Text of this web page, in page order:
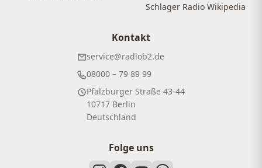
Schlager Radio Wikipedia
Kontakt
service@radiob2.de
08000 – 79 89 99
Pfalzburger Straße 43-44
10717 Berlin
Deutschland
Folge uns